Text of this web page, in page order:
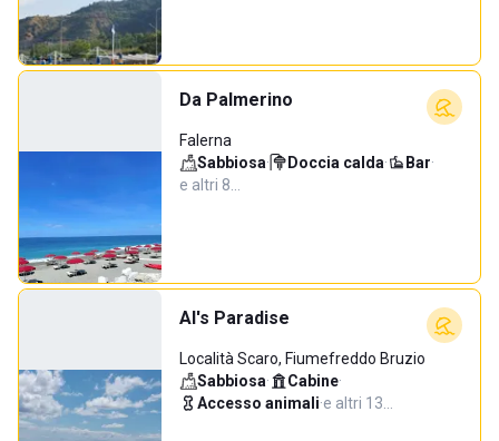
Da Palmerino
Falerna
Sabbiosa· Doccia calda· Bar·
e altri 8…
Al's Paradise
Località Scaro, Fiumefreddo Bruzio
Sabbiosa· Cabine·
Accesso animali·e altri 13…